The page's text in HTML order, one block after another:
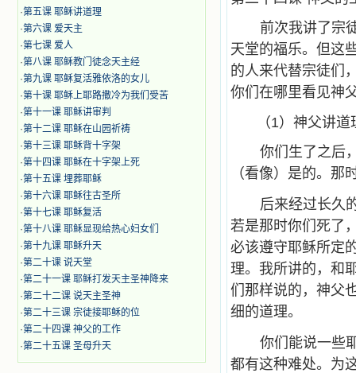
·第五课 耶稣讲道理
·第六课 爱天主
·第七课 爱人
·第八课 耶稣教门徒念天主经
·第九课 耶稣复活雅依洛的女儿
·第十课 耶稣上耶路撒冷为我们受苦
·第十一课 耶稣讲审判
·第十二课 耶稣在山园祈祷
·第十三课 耶稣背十字架
·第十四课 耶稣在十字架上死
·第十五课 埋葬耶稣
·第十六课 耶稣往古圣所
·第十七课 耶稣复活
·第十八课 耶稣显现给热心妇女们
·第十九课 耶稣升天
·第二十课 说天堂
·第二十一课 耶稣打发天主圣神降来
·第二十二课 说天主圣神
·第二十三课 宗徒接耶稣的位
·第二十四课 神父的工作
·第二十五课 圣母升天
前次我讲了宗
天堂的福乐。但这
的人来代替宗徒们
你们在哪里看见神
（1）神父讲
你们生了之后
（看像）是的。
后来经过长久
若是那时你们死了
必该遵守耶稣所定
理。我所讲的，和
们那样说的，神父
细的道理。
你们能说一些
都有这种难处。为